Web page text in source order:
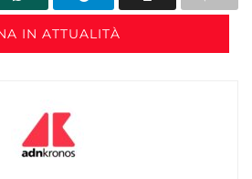
provenienti da altre
precisi,
in base a informazioni
IN ATTUALITÀ